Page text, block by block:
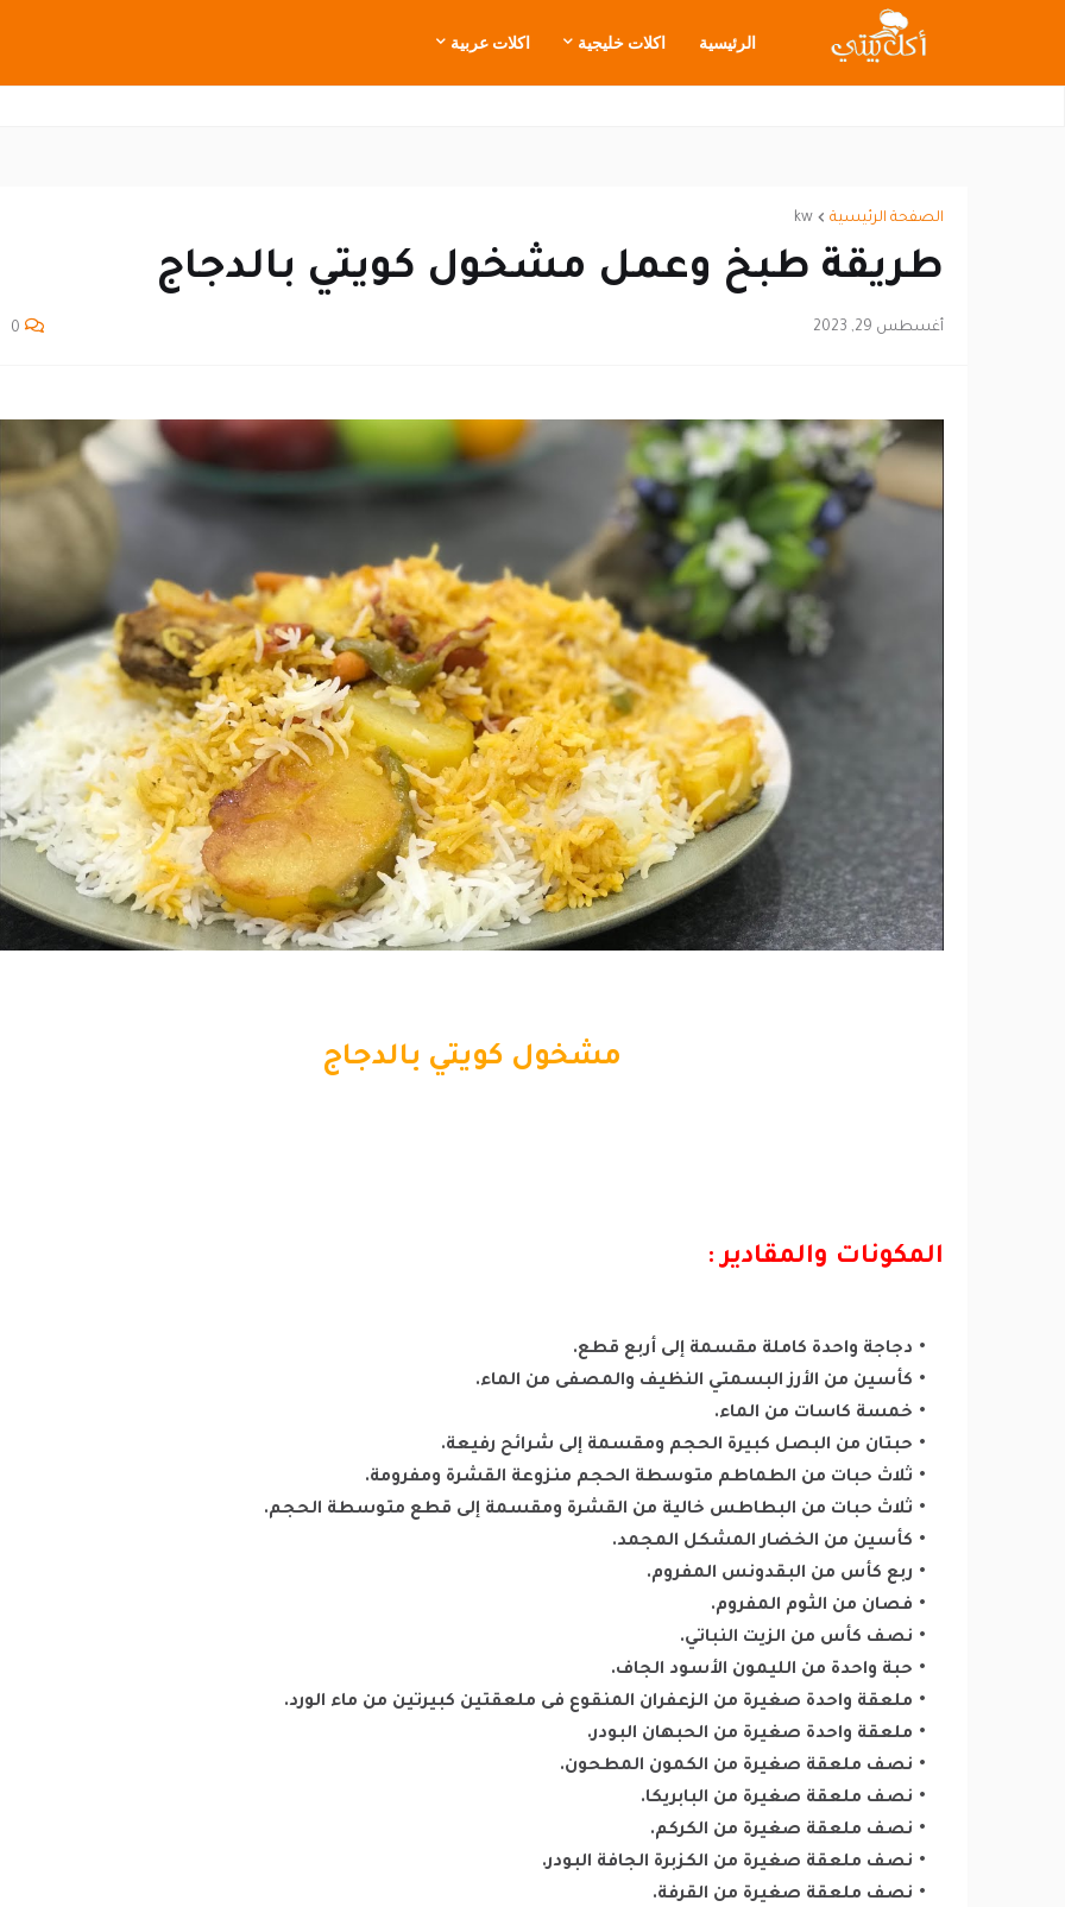
الرئيسية اكلات خليجية اكلات عربية
الصفحة الرئيسية kw
طريقة طبخ وعمل مشخول كويتي بالدجاج
أغسطس 29, 2023 0
مشخول كويتي بالدجاج
المكونات والمقادير :
دجاجة واحدة كاملة مقسمة إلى أربع قطع.
كأسين من الأرز البسمتي النظيف والمصفى من الماء.
خمسة كاسات من الماء.
حبتان من البصل كبيرة الحجم ومقسمة إلى شرائح رفيعة.
ثلاث حبات من الطماطم متوسطة الحجم منزوعة القشرة ومفرومة.
ثلاث حبات من البطاطس خالية من القشرة ومقسمة إلى قطع متوسطة الحجم.
كأسين من الخضار المشكل المجمد.
ربع كأس من البقدونس المفروم.
فصان من الثوم المفروم.
نصف كأس من الزيت النباتي.
حبة واحدة من الليمون الأسود الجاف.
ملعقة واحدة صغيرة من الزعفران المنقوع فى ملعقتين كبيرتين من ماء الورد.
ملعقة واحدة صغيرة من الحبهان البودر.
نصف ملعقة صغيرة من الكمون المطحون.
نصف ملعقة صغيرة من البابريكا.
نصف ملعقة صغيرة من الكركم.
نصف ملعقة صغيرة من الكزبرة الجافة البودر.
نصف ملعقة صغيرة من القرفة.